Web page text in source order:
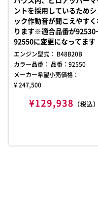
ントを採用しているためシ
ック作動音が聞こえやすく
ります※適合品番が
92550に変更になってます
エンジン型式： B48B20B
カラー品番： 品番：92550
メーカー希望小売価格：
¥ 247,500
¥129,938 （税込